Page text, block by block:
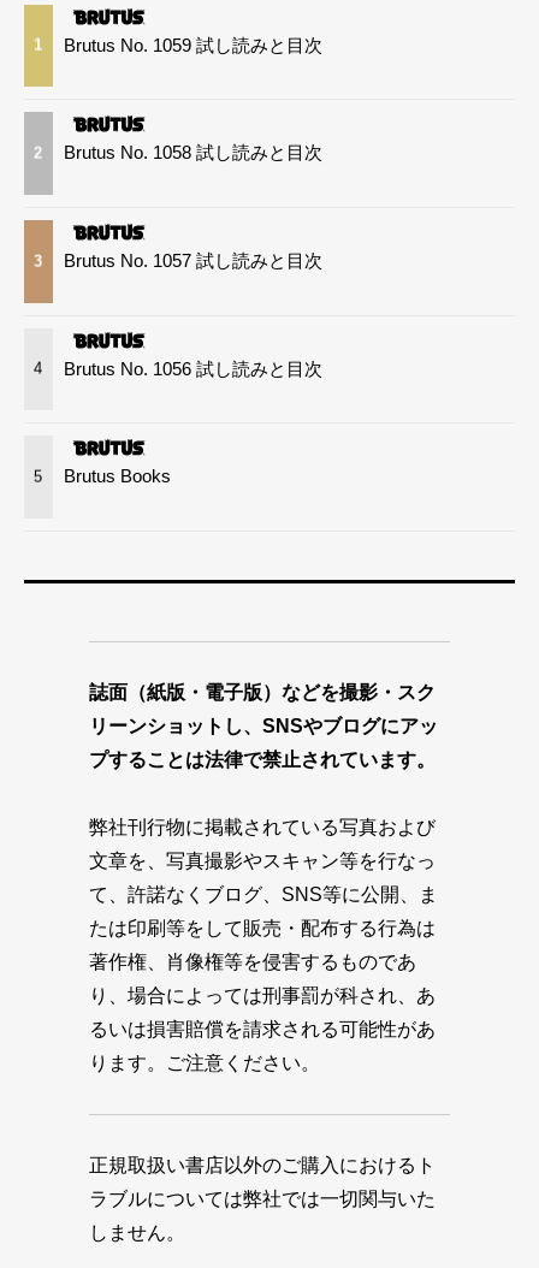
1 Brutus No. 1059 試し読みと目次
2 Brutus No. 1058 試し読みと目次
3 Brutus No. 1057 試し読みと目次
4 Brutus No. 1056 試し読みと目次
5 Brutus Books
誌面（紙版・電子版）などを撮影・スク
リーンショットし、SNSやブログにアッ
プすることは法律で禁止されています。
弊社刊行物に掲載されている写真および
文章を、写真撮影やスキャン等を行なっ
て、許諾なくブログ、SNS等に公開、ま
たは印刷等をして販売・配布する行為は
著作権、肖像権等を侵害するものであ
り、場合によっては刑事罰が科され、あ
るいは損害賠償を請求される可能性があ
ります。ご注意ください。
正規取扱い書店以外のご購入におけるト
ラブルについては弊社では一切関与いた
しません。